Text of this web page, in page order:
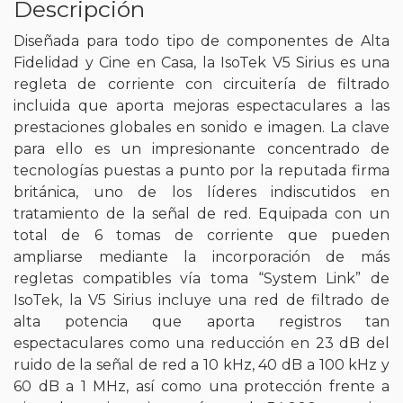
Descripción
Diseñada para todo tipo de componentes de Alta
Fidelidad y Cine en Casa, la IsoTek V5 Sirius es una
regleta de corriente con circuitería de filtrado
incluida que aporta mejoras espectaculares a las
prestaciones globales en sonido e imagen. La clave
para ello es un impresionante concentrado de
tecnologías puestas a punto por la reputada firma
británica, uno de los líderes indiscutidos en
tratamiento de la señal de red. Equipada con un
total de 6 tomas de corriente que pueden
ampliarse mediante la incorporación de más
regletas compatibles vía toma “System Link” de
IsoTek, la V5 Sirius incluye una red de filtrado de
alta potencia que aporta registros tan
espectaculares como una reducción en 23 dB del
ruido de la señal de red a 10 kHz, 40 dB a 100 kHz y
60 dB a 1 MHz, así como una protección frente a